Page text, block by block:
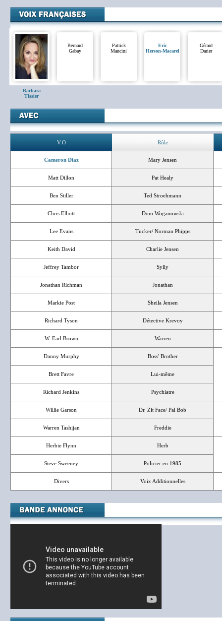
Barbara
Tissier
Bernard
Gabay
Patrick
Mancini
Eric
Herson-Macarel
Gérard
Darier
V.O Rôle
Cameron Diaz Mary Jensen
Matt Dillon Pat Healy
Ben Stiller Ted Stroehmann
Chris Elliott Dom Woganowski
Lee Evans Tucker/ Norman Phipps
Keith David Charlie Jensen
Jeffrey Tambor Sylly
Jonathan Richman Jonathan
Markie Post Sheila Jensen
Richard Tyson Détective Krevoy
W. Earl Brown Warren
Danny Murphy Boss' Brother
Brett Favre Lui-même
Richard Jenkins Psychiatre
Willie Garson Dr. Zit Face/ Pal Bob
Warren Tashijan Freddie
Herbie Flynn Herb
Steve Sweeney Policier en 1985
Divers Voix Additionnelles